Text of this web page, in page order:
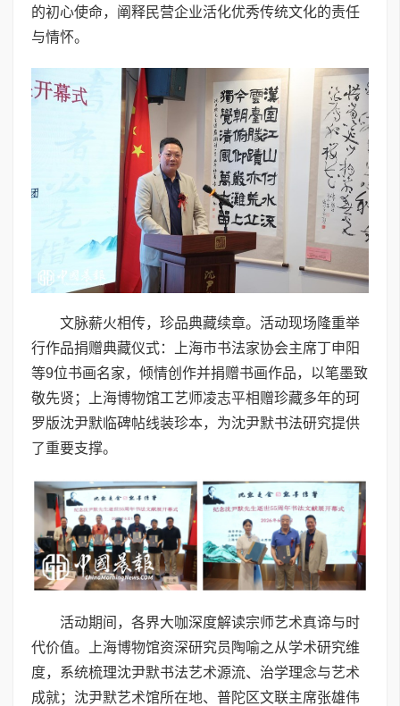
的初心使命，阐释民营企业活化优秀传统文化的责任
与情怀。
文脉薪火相传，珍品典藏续章。活动现场隆重举
行作品捐赠典藏仪式：上海市书法家协会主席丁申阳
等9位书画名家，倾情创作并捐赠书画作品，以笔墨致
敬先贤；上海博物馆工艺师凌志平相赠珍藏多年的珂
罗版沈尹默临碑帖线装珍本，为沈尹默书法研究提供
了重要支撑。
活动期间，各界大咖深度解读宗师艺术真谛与时
代价值。上海博物馆资深研究员陶喻之从学术研究维
度，系统梳理沈尹默书法艺术源流、治学理念与艺术
成就；沈尹默艺术馆所在地、普陀区文联主席张雄伟